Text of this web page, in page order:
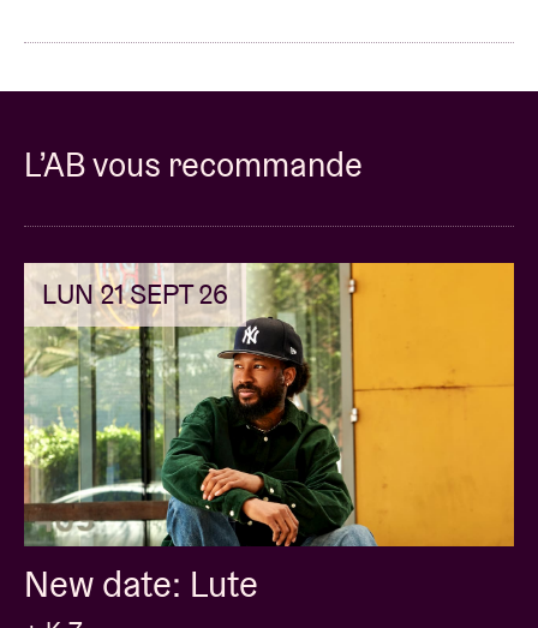
L’AB vous recommande
LUN 21 SEPT 26
New date: Lute